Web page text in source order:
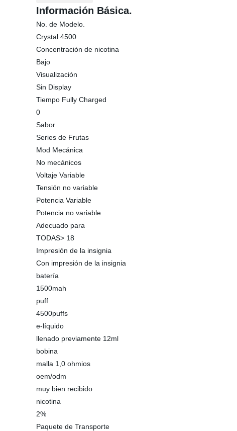
Información Básica.
No. de Modelo.
Crystal 4500
Concentración de nicotina
Bajo
Visualización
Sin Display
Tiempo Fully Charged
0
Sabor
Series de Frutas
Mod Mecánica
No mecánicos
Voltaje Variable
Tensión no variable
Potencia Variable
Potencia no variable
Adecuado para
TODAS> 18
Impresión de la insignia
Con impresión de la insignia
batería
1500mah
puff
4500puffs
e-líquido
llenado previamente 12ml
bobina
malla 1,0 ohmios
oem/odm
muy bien recibido
nicotina
2%
Paquete de Transporte